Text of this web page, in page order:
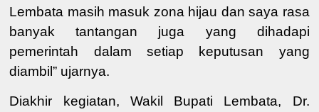
Lembata masih masuk zona hijau dansaya rasa
banyak tantangan juga yang dihadapi
pemerintah dalam setiap keputusan yang
diambil” ujarnya.
Diakhir kegiatan, Wakil Bupati Lembata, Dr.